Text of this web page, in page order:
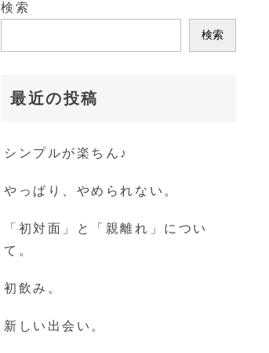
検索
検索
最近の投稿
シンプルが楽ちん♪
やっぱり、やめられない。
「初対面」と「親離れ」につい
て。
初飲み。
新しい出会い。